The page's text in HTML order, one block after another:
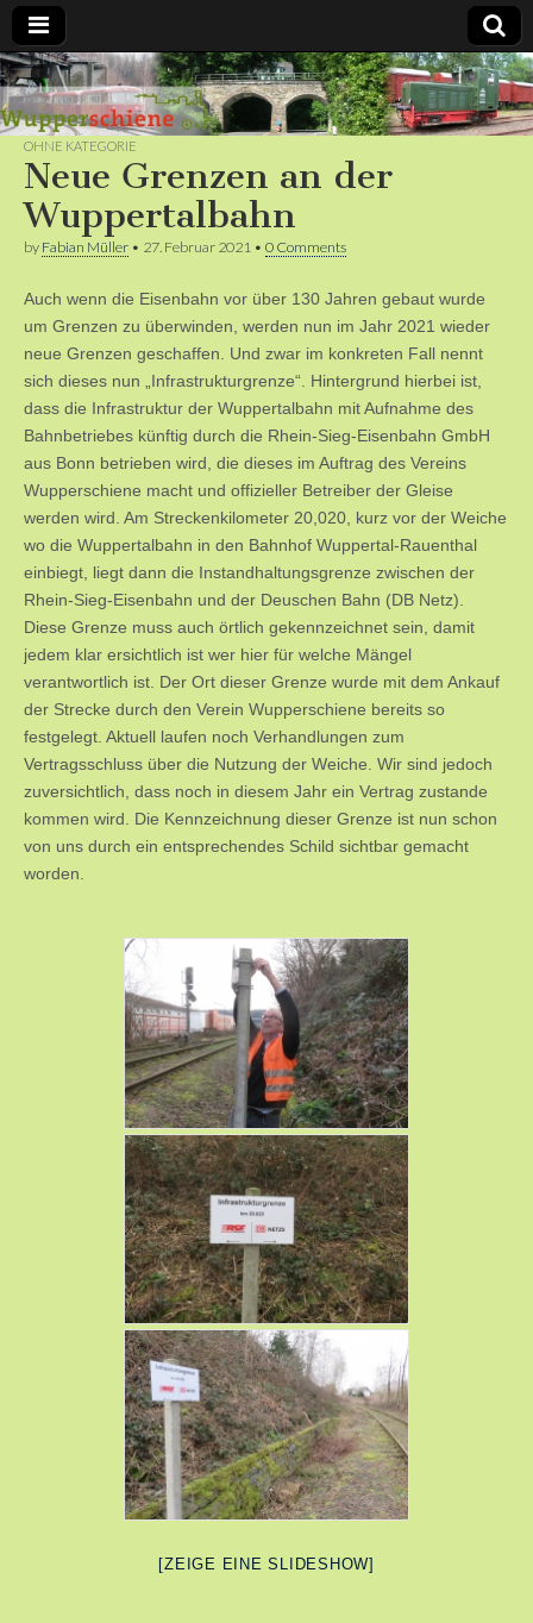
Bergische
Bahnen /
Förderverein
Wupperschiene
e.V.
OHNE KATEGORIE
Neue Grenzen an der
Wuppertalbahn
by Fabian Müller • 27. Februar 2021 • 0 Comments
Auch wenn die Eisenbahn vor über 130 Jahren gebaut wurde
um Grenzen zu überwinden, werden nun im Jahr 2021 wieder
neue Grenzen geschaffen. Und zwar im konkreten Fall nennt
sich dieses nun „Infrastrukturgrenze“. Hintergrund hierbei ist,
dass die Infrastruktur der Wuppertalbahn mit Aufnahme des
Bahnbetriebes künftig durch die Rhein-Sieg-Eisenbahn GmbH
aus Bonn betrieben wird, die dieses im Auftrag des Vereins
Wupperschiene macht und offizieller Betreiber der Gleise
werden wird. Am Streckenkilometer 20,020, kurz vor der Weiche
wo die Wuppertalbahn in den Bahnhof Wuppertal-Rauenthal
einbiegt, liegt dann die Instandhaltungsgrenze zwischen der
Rhein-Sieg-Eisenbahn und der Deuschen Bahn (DB Netz).
Diese Grenze muss auch örtlich gekennzeichnet sein, damit
jedem klar ersichtlich ist wer hier für welche Mängel
verantwortlich ist. Der Ort dieser Grenze wurde mit dem Ankauf
der Strecke durch den Verein Wupperschiene bereits so
festgelegt. Aktuell laufen noch Verhandlungen zum
Vertragsschluss über die Nutzung der Weiche. Wir sind jedoch
zuversichtlich, dass noch in diesem Jahr ein Vertrag zustande
kommen wird. Die Kennzeichnung dieser Grenze ist nun schon
von uns durch ein entsprechendes Schild sichtbar gemacht
worden.
[ZEIGE EINE SLIDESHOW]